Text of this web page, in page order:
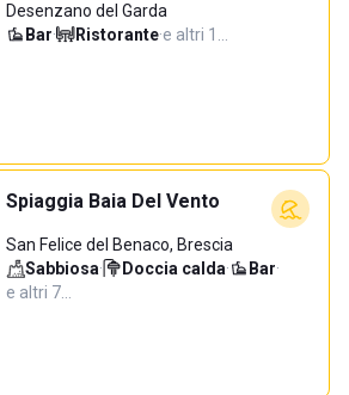
Desenzano del Garda
Bar· Ristorante·e altri 1…
Spiaggia Baia Del Vento
San Felice del Benaco, Brescia
Sabbiosa· Doccia calda· Bar·
e altri 7…